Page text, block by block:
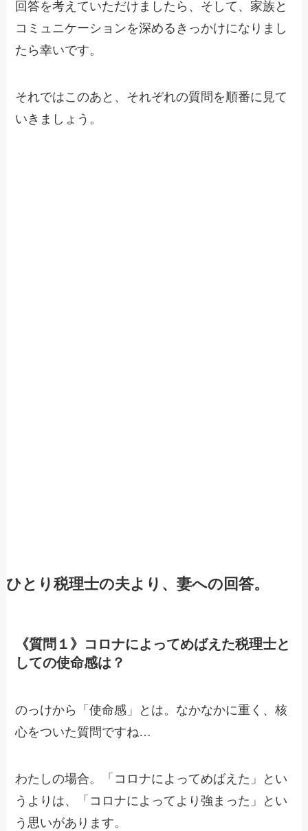
回答を考えていただけましたら、そして、家族と
コミュニケーションを深めるきっかけになりまし
たら幸いです。
それではこのあと、それぞれの質問を順番に見て
いきましょう。
ひとり税理士の夫より、妻への回答。
《質問１》コロナによってめばえた税理士と
しての使命感は？
のっけから「使命感」とは。なかなかに重く、核
心をついた質問ですね…
わたしの場合。「コロナによってめばえた」とい
うよりは、「コロナによってより強まった」とい
う思いがあります。